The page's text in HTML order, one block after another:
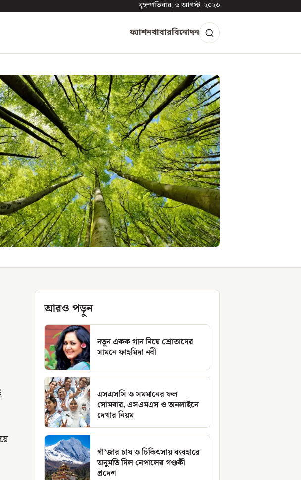
বৃহস্পতিবার, ৬ আগস্ট, ২০২৬
ফ্যাশনখাবারবিনোদন
আরও পড়ুন
নতুন একক গান নিয়ে শ্রোতাদের
সামনে ফাহমিদা নবী
এসএসসি ও সমমানের ফল
সোমবার, এসএমএস ও অনলাইনে
দেখার নিয়ম
গাঁ’জার চাষ ও চিকিৎসায় ব্যবহারে
অনুমতি দিল নেপালের গণ্ডকী
প্রদেশ